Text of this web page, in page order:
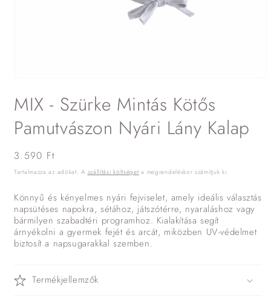
megnyitása
a
párbeszédpanelen
MIX - Szürke Mintás Kötős
Pamutvászon Nyári Lány Kalap
Normál
ár
3.590 Ft
Tartalmazza az adókat. A szállítási költséget a megrendeléskor számítjuk ki.
Könnyű és kényelmes nyári fejviselet, amely ideális választás
napsütéses napokra, sétához, játszótérre, nyaraláshoz vagy
bármilyen szabadtéri programhoz. Kialakítása segít
árnyékolni a gyermek fejét és arcát, miközben UV-védelmet
biztosít a napsugarakkal szemben.
Termékjellemzők